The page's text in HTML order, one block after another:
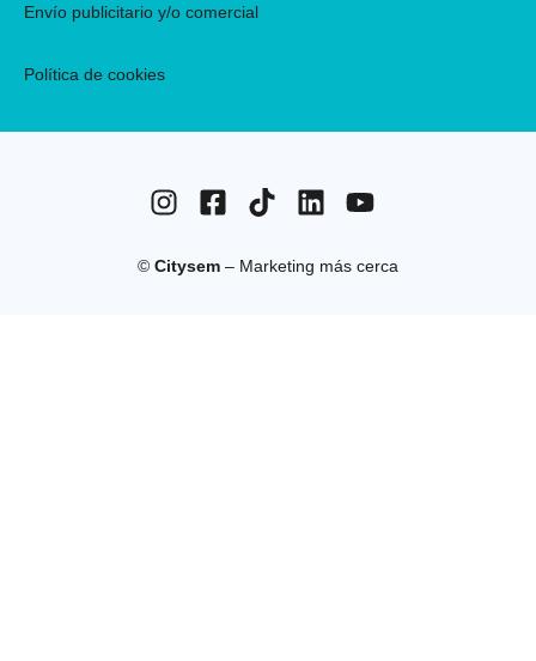
Envío publicitario y/o comercial
Política de cookies
© Citysem – Marketing más cerca